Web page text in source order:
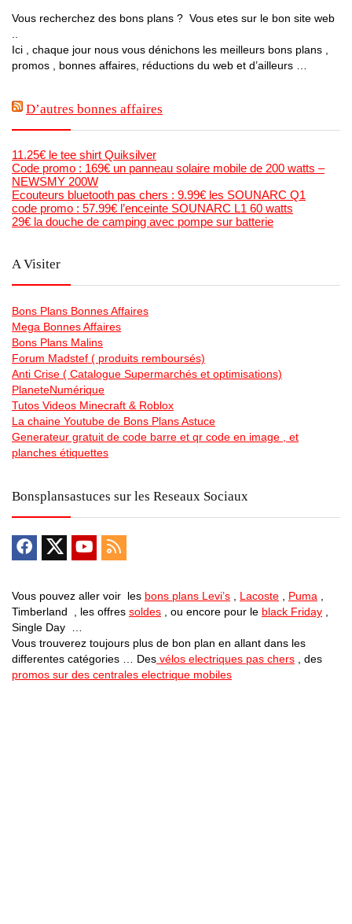
Vous recherchez des bons plans ? Vous etes sur le bon site web
Ici , chaque jour nous vous dénichons les meilleurs bons plans ,
promos , bonnes affaires, réductions du web et d’ailleurs …
D’autres bonnes affaires
11.25€ le tee shirt Quiksilver
Code promo : 169€ un panneau solaire mobile de 200 watts –
NEWSMY 200W
Ecouteurs bluetooth pas chers : 9.99€ les SOUNARC Q1
code promo : 57.99€ l’enceinte SOUNARC L1 60 watts
29€ la douche de camping avec pompe sur batterie
A Visiter
Bons Plans Bonnes Affaires
Mega Bonnes Affaires
Bons Plans Malins
Forum Madstef ( produits remboursés)
Anti Crise ( Catalogue Supermarchés et optimisations)
PlaneteNumérique
Tutos Videos Minecraft & Roblox
La chaine Youtube de Bons Plans Astuce
Generateur gratuit de code barre et qr code en image , et
planches étiquettes
Bonsplansastuces sur les Reseaux Sociaux
Vous pouvez aller voir les bons plans Levi’s Lacoste Puma
Timberland , les offres soldes , ou encore pour le black Friday
Single Day …
Vous trouverez toujours plus de bon plan en allant dans les
differentes catégories … Des vélos electriques pas chers , des
promos sur des centrales electrique mobiles